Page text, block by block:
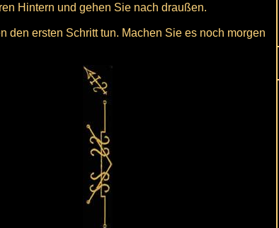
Hintern und gehen Sie nach draußen.
den ersten Schritt tun. Machen Sie es noch morgen